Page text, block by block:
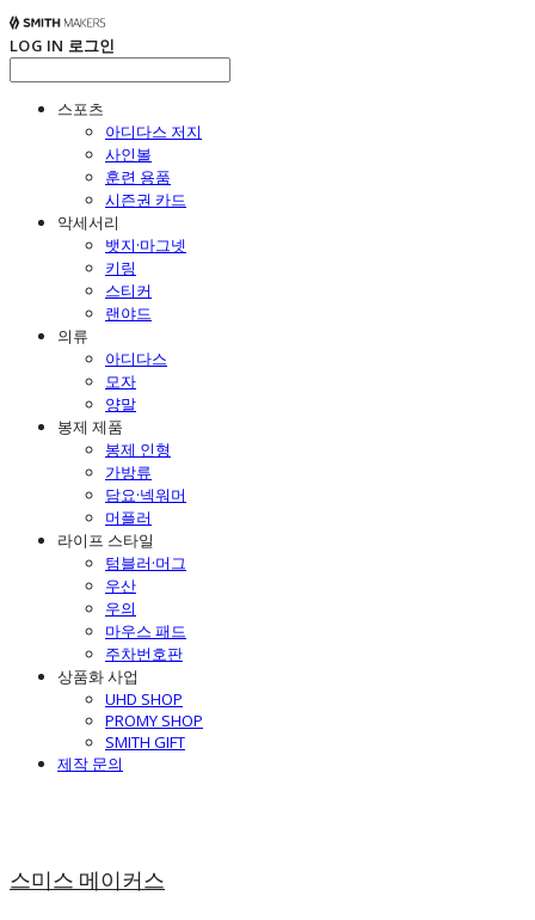
LOG IN 로그인
스포츠
아디다스 저지
사인볼
훈련 용품
시즌권 카드
악세서리
뱃지·마그넷
키링
스티커
랜야드
의류
아디다스
모자
양말
봉제 제품
봉제 인형
가방류
담요·넥워머
머플러
라이프 스타일
텀블러·머그
우산
우의
마우스 패드
주차번호판
상품화 사업
UHD SHOP
PROMY SHOP
SMITH GIFT
제작 문의
스미스 메이커스